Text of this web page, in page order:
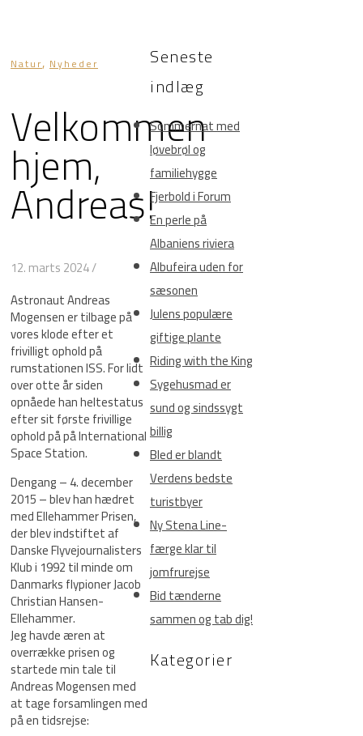
Natur, Nyheder
Velkommen
hjem,
Andreas!
12. marts 2024/
Astronaut Andreas
Mogensen er tilbage på
vores klode efter et
frivilligt ophold på
rumstationen ISS. For lidt
over otte år siden
opnåede han heltestatus
efter sit første frivillige
ophold på på International
Space Station.
Dengang – 4. december
2015 – blev han hædret
med Ellehammer Prisen,
der blev indstiftet af
Danske Flyvejournalisters
Klub i 1992 til minde om
Danmarks flypioner Jacob
Christian Hansen-
Ellehammer.
Jeg havde æren at
overrække prisen og
startede min tale til
Andreas Mogensen med
at tage forsamlingen med
på en tidsrejse:
Seneste
indlæg
Sommernat med
løvebrøl og
familiehygge
Fjerbold i Forum
En perle på
Albaniens riviera
Albufeira uden for
sæsonen
Julens populære
giftige plante
Riding with the King
Sygehusmad er
sund og sindssygt
billig
Bled er blandt
Verdens bedste
turistbyer
Ny Stena Line-
færge klar til
jomfrurejse
Bid tænderne
sammen og tab dig!
Kategorier